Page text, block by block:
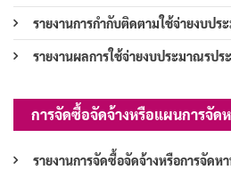
รายงานการกำกับติดตามใช้จ่ายงบปร
รายงานผลการใช้จ่ายงบประมาณรปร
การจัดซื้อจัดจ้างหรือแผนการจัด
รายงานการจัดซื้อจัดจ้างหรือการจัดห